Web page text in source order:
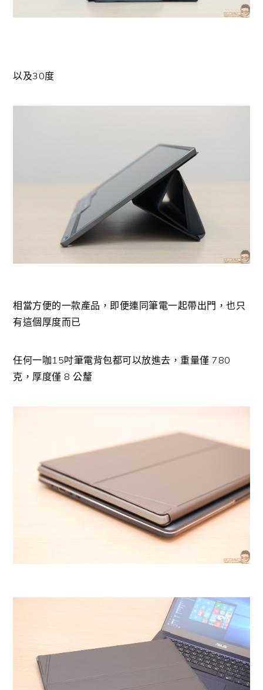
以及30度
相當方便的一款產品，即便連同筆電一起帶出門，也只
有這個厚度而已
任何一咖15吋筆電背包都可以放進去，重量僅 780
克，厚度僅 8 公釐